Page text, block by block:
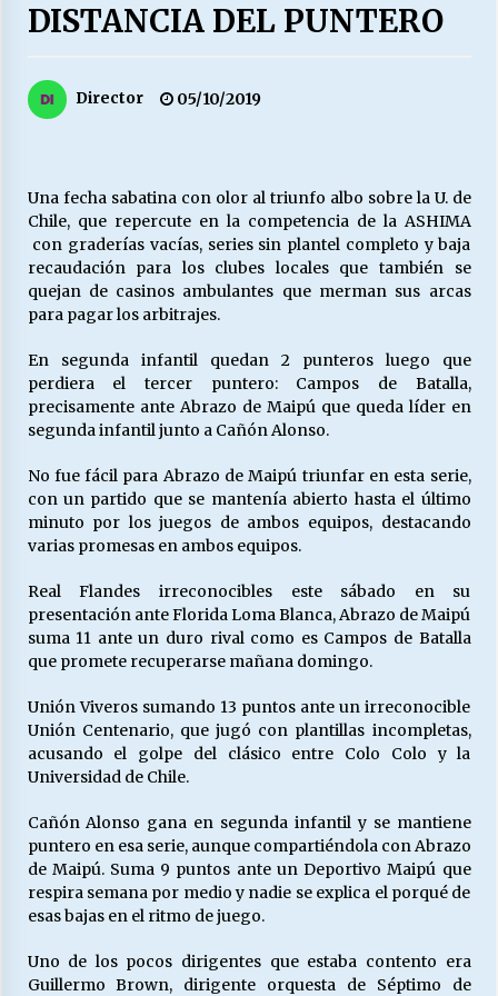
“ORGULLOSOS DE SER DC” SALUDA EL
Escuela hospitalaria El Carmen de Maipu.
25/06/2026
23/06/2026
VOLVER A SER ALTERNATIVA
MUNICIPALIDADES, HONORARIOS, DESPIDOS
Releyendo la Rerum Novarum a 135 años. “La
cuestión social hoy”.
S.O.S. a los ricos, Save Our Souls (Salvar
Nuestras Almas)
30/04/2026
¿Asesores con doble sueldo?
18/04/2026
06/04/2026
DISTANCIA DEL PUNTERO
Director 05/10/2019
Una fecha sabatina con olor al triunfo albo sobre la U. de
Chile, que repercute en la competencia de la ASHIMA
con graderías vacías, series sin plantel completo y baja
recaudación para los clubes locales que también se
quejan de casinos ambulantes que merman sus arcas
para pagar los arbitrajes.
En segunda infantil quedan 2 punteros luego que
perdiera el tercer puntero: Campos de Batalla,
precisamente ante Abrazo de Maipú que queda líder en
segunda infantil junto a Cañón Alonso.
No fue fácil para Abrazo de Maipú triunfar en esta serie,
con un partido que se mantenía abierto hasta el último
minuto por los juegos de ambos equipos, destacando
varias promesas en ambos equipos.
Real Flandes irreconocibles este sábado en su
presentación ante Florida Loma Blanca, Abrazo de Maipú
suma 11 ante un duro rival como es Campos de Batalla
que promete recuperarse mañana domingo.
Unión Viveros sumando 13 puntos ante un irreconocible
Unión Centenario, que jugó con plantillas incompletas,
acusando el golpe del clásico entre Colo Colo y la
Universidad de Chile.
Cañón Alonso gana en segunda infantil y se mantiene
puntero en esa serie, aunque compartiéndola con Abrazo
de Maipú. Suma 9 puntos ante un Deportivo Maipú que
respira semana por medio y nadie se explica el porqué de
esas bajas en el ritmo de juego.
Uno de los pocos dirigentes que estaba contento era
Guillermo Brown, dirigente orquesta de Séptimo de